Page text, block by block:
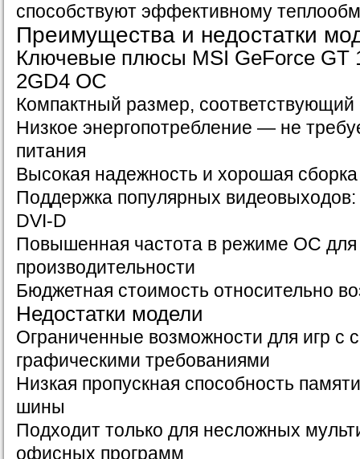
способствуют эффективному
Преимущества и недостатки
Ключевые плюсы MSI GeForce GT
2GD4 OC
Компактный размер,
Низкое энергопотребление — не
питания
Высокая надежность и хорошая
Поддержка популярных
DVI-D
Повышенная частота в режиме OC
производительности
Бюджетная стоимость относительно
Недостатки модели
Ограниченные возможности для игр с
графическими требованиями
Низкая пропускная способность
шины
Подходит только для несложных
офисных программ